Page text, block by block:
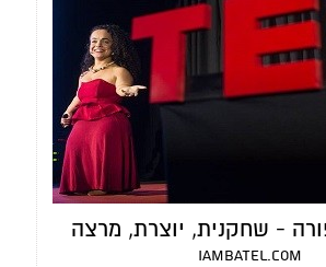
- שחקנית, יוצרת, מרצה
iambatel.com